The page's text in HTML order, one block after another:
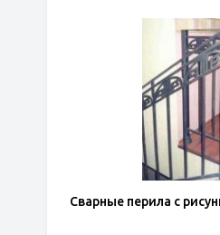
Сварные перила с